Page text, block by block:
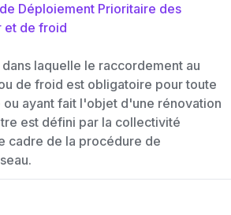
Déploiement Prioritaire des
et de froid
laquelle le raccordement au
de froid est obligatoire pour toute
ayant fait l'objet d'une rénovation
est défini par la collectivité
cadre de la procédure de